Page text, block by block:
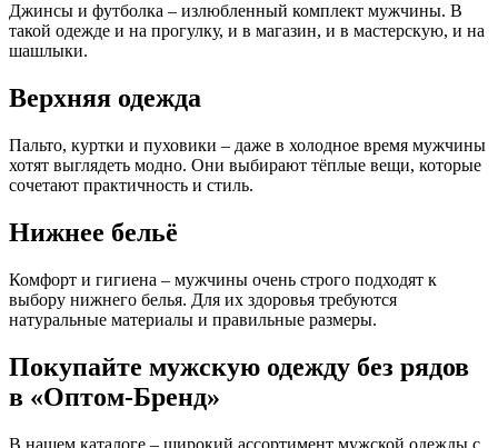
Джинсы и футболка – излюбленный комплект мужчины. В
такой одежде и на прогулку, и в магазин, и в мастерскую, и на
шашлыки.
Верхняя одежда
Пальто, куртки и пуховики – даже в холодное время мужчины
хотят выглядеть модно. Они выбирают тёплые вещи, которые
сочетают практичность и стиль.
Нижнее бельё
Комфорт и гигиена – мужчины очень строго подходят к
выбору нижнего белья. Для их здоровья требуются
натуральные материалы и правильные размеры.
Покупайте мужскую одежду без рядов
в «Оптом-Бренд»
В нашем каталоге – широкий ассортимент мужской одежды с